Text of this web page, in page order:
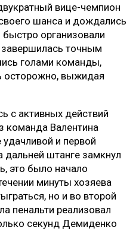
вице-чемпион
шанса и дождались
быстро организовали
завершилась точным
голами команды,
осторожно, выжидая
с активных действий
команда Валентина
и первой
дальней штанге замкнул
это было начало
минуты хозяева
но и во второй
пенальти реализовал
секунд Демиденко